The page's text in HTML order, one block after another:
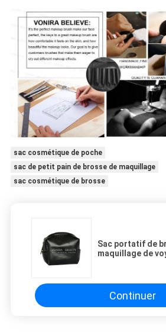
sac cosmétique de poche
sac de petit pain de brosse de maquillage
sac cosmétique de brosse
Sac portatif de
maquillage de
Continuer